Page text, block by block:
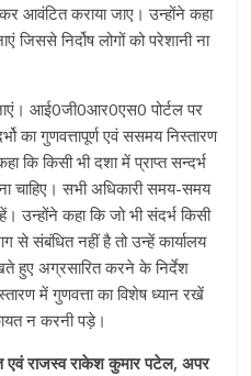
आवंटित कराया जाए। उन्होंने कहा
जिससे निर्दोष लोगों को परेशानी ना
आई0जी0आर0एस0 पोर्टल पर
का गुणवत्तापूर्ण एवं ससमय निस्तारण
कि किसी भी दशा में प्राप्त सन्दर्भ
चाहिए। सभी अधिकारी समय-समय
उन्होंने कहा कि जो भी संदर्भ किसी
से संबंधित नहीं है तो उन्हें कार्यालय
हुए अग्रसारित करने के निर्देश
में गुणवत्ता का विशेष ध्यान रखें
न करनी पड़े।
एवं राजस्व राकेश कुमार पटेल, अपर